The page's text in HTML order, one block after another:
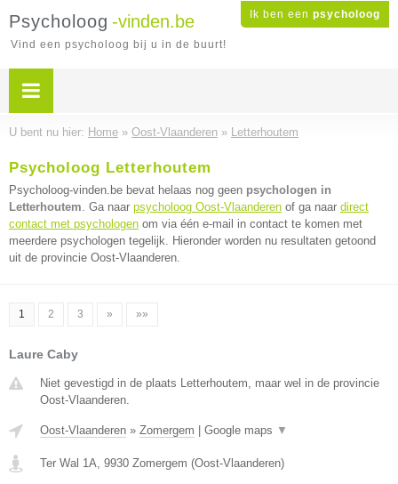
Ik ben een psycholoog
Psycholoog -vinden.be
Vind een psycholoog bij u in de buurt!
U bent nu hier: Home » Oost-Vlaanderen » Letterhoutem
Psycholoog Letterhoutem
Psycholoog-vinden.be bevat helaas nog geen psychologen in
Letterhoutem. Ga naar psycholoog Oost-Vlaanderen of ga naar direct
contact met psychologen om via één e-mail in contact te komen met
meerdere psychologen tegelijk. Hieronder worden nu resultaten getoond
uit de provincie Oost-Vlaanderen.
1 2 3 » »»
Laure Caby
Niet gevestigd in de plaats Letterhoutem, maar wel in de provincie
Oost-Vlaanderen.
Oost-Vlaanderen » Zomergem Google maps ▼
Ter Wal 1A, 9930 Zomergem (Oost-Vlaanderen)